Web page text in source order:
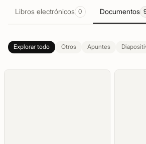
Libros electrónicos 0 Documentos
Explorar todo Otros Apuntes